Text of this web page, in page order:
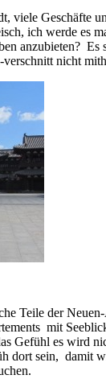
viele Geschäfte
ich werde es
anzubieten?
nicht
Teile der
mit
Gefühl es wird
sein, damit